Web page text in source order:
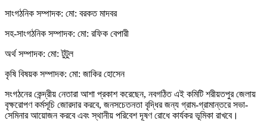
সাংগঠনিক সম্পাদক: মো: বরকত মাদবর
সহ-সাংগঠনিক সম্পাদক: মো: রফিক বেপারী
অর্থ সম্পাদক: মো: টুটুল
কৃষি বিষয়ক সম্পাদক: মো: জাকির হোসেন
সংগঠনের কেন্দ্রীয় নেতারা আশা প্রকাশ করেছেন, নবগঠিত এই কমিটি শরীয়তপুর জেলায়
বৃক্ষরোপণ কর্মসূচি জোরদার করবে, জনসচেতনতা বৃদ্ধির জন্য গ্রাম-গ্রামান্তরে সভা-
সেমিনার আয়োজন করবে এবং স্থানীয় পরিবেশ দূষণ রোধে কার্যকর ভূমিকা রাখবে।